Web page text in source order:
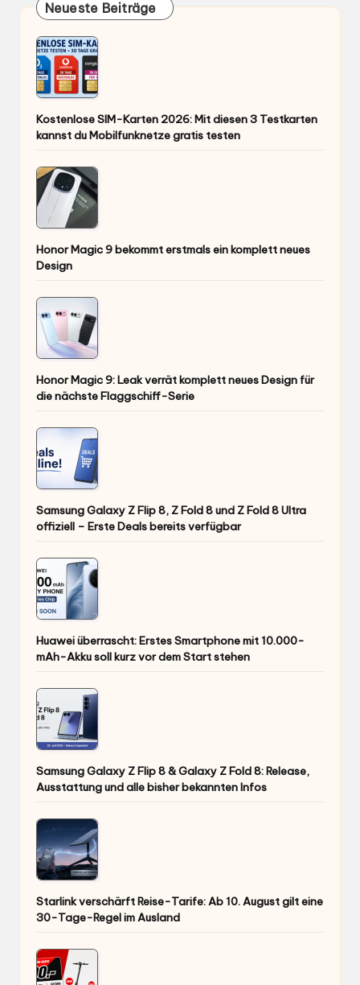
Neueste Beiträge
Kostenlose SIM-Karten 2026: Mit diesen 3 Testkarten
kannst du Mobilfunknetze gratis testen
Honor Magic 9 bekommt erstmals ein komplett neues
Design
Honor Magic 9: Leak verrät komplett neues Design für
die nächste Flaggschiff-Serie
Samsung Galaxy Z Flip 8, Z Fold 8 und Z Fold 8 Ultra
offiziell – Erste Deals bereits verfügbar
Huawei überrascht: Erstes Smartphone mit 10.000-
mAh-Akku soll kurz vor dem Start stehen
Samsung Galaxy Z Flip 8 & Galaxy Z Fold 8: Release,
Ausstattung und alle bisher bekannten Infos
Starlink verschärft Reise-Tarife: Ab 10. August gilt eine
30-Tage-Regel im Ausland